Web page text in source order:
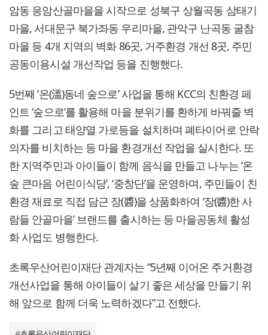
암동 응암산골마을을 시작으로 성북구 상월곡동 삼태기
마을, 서대문구 북가좌동 우리마을, 관악구 난곡동 굴참
마을 등 4개 지역의 벽화 86곳, 거주환경 개선 8곳, 주민
공동이용시설 개선작업 등을 진행했다.
5번째 ‘온(溫)동네 숲으로’ 사업을 통해 KCC의 친환경 페
인트 ‘숲으로’를 활용해 마을 분위기를 환하게 바꿔줄 벽
화를 그리고 태양열 가로등을 설치하며 폐타이어로 안락
의자를 비치하는 등 마을 환경개선 작업을 실시한다. 또
한 지역주민과 아이들이 함께 음식을 만들고 나누는 ‘온
숲 큰마음 어린이식당’, ‘중창단’을 운영하며, 주민들이 친
환경 재료로 직접 담근 장(醬)을 상품화하여 ‘장(醬)한 사
람들 안골마을’ 브랜드를 출시하는 등 마을공동체 활성
화 사업도 병행한다.
초록우산어린이재단 관계자는 “5년째 이어온 주거환경
개선사업을 통해 아이들이 살기 좋은 세상을 만들기 위
해 앞으로 함께 더욱 노력하겠다”고 전했다.